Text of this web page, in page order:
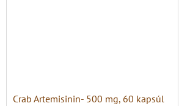
Crab Artemisinin- 500 mg, 60 kapsúl